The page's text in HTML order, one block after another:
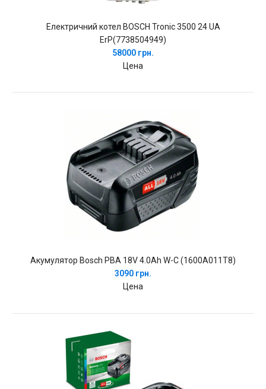
Електричний котел BOSCH Tronic 3500 24 UA
ErP(7738504949)
58000 грн.
Цена
Акумулятор Bosch PBA 18V 4.0Ah W-C (1600A011T8)
3090 грн.
Цена